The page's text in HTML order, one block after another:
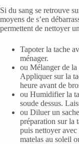
Si du sang se retrouve
moyens de s’en
permettent de nettoyer
Tapoter la tache
ménager.
ou Mélanger de la
Appliquer sur la
heure avant de
ou Humidifier la
soude dessus.
ou Diluer un
préparation sur la
puis nettoyer avec
matelas au soleil